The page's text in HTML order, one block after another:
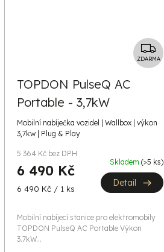
Z
D
A
ZDARMA
TOPDON PulseQ AC
Portable - 3,7kW
Mobilní nabíječka vozidel | Wallbox | výkon
3,7kw | Plug & Play
5 364 Kč bez DPH
6 490 Kč
Měrná
6 490 Kč / 1 ks
Skladem (>5 ks)
Detail
Mobilní nabíjecí stanice pro elektromobily
TOPDON PulseQ AC Portable Výkon
3.7kW...